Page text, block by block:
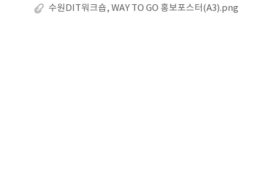
수원DIT워크숍, WAY TO GO 홍보포스터(A3).png